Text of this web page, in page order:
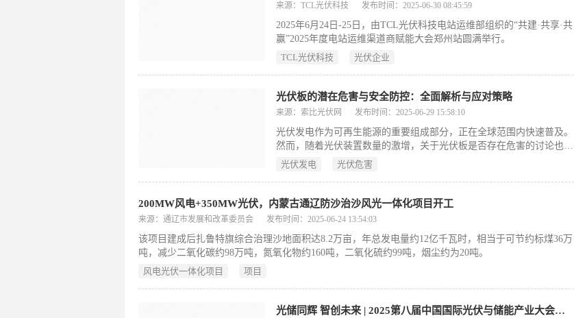
来源：TCL光伏科技 发布时间：2025-06-30 08:45:59
2025年6月24日-25日，由TCL光伏科技电站运维部组织的“共建·共享·共
赢”2025年度电站运维渠道商赋能大会郑州站圆满举行。
TCL光伏科技
光伏企业
光伏板的潜在危害与安全防控：全面解析与应对策略
来源：索比光伏网 发布时间：2025-06-29 15:58:10
光伏发电作为可再生能源的重要组成部分，正在全球范围内快速普及。
然而，随着光伏装置数量的激增，关于光伏板是否存在危害的讨论也日
益增多。下面就让小编带您系统分析光伏板在生命周期各阶段可能存在
光伏发电 光伏危害
200MW风电+350MW光伏，内蒙古通辽防沙治沙风光一体化项目开工
来源：通辽市发展和改革委员会 发布时间：2025-06-24 13:54:03
该项目建成后扎鲁特旗综合治理沙地面积达8.2万亩，年总发电量约12亿千瓦时，相当于可节约标煤36万
吨，减少二氧化碳约98万吨，氮氧化物约160吨，二氧化硫约99吨，烟尘约为20吨。
风电光伏一体化项目
项目
光储同辉 智创未来 | 2025第八届中国国际光伏与储能产业大会启幕！